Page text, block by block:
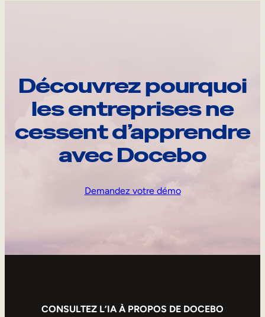
Découvrez pourquoi
les entreprises ne
cessent d’apprendre
avec Docebo
Demandez votre démo
CONSULTEZ L’IA À PROPOS DE DOCEBO